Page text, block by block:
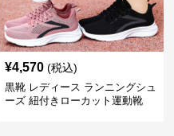
¥4,570 (税込)
黒靴 レディース ランニングシュ
ーズ 紐付きローカット運動靴